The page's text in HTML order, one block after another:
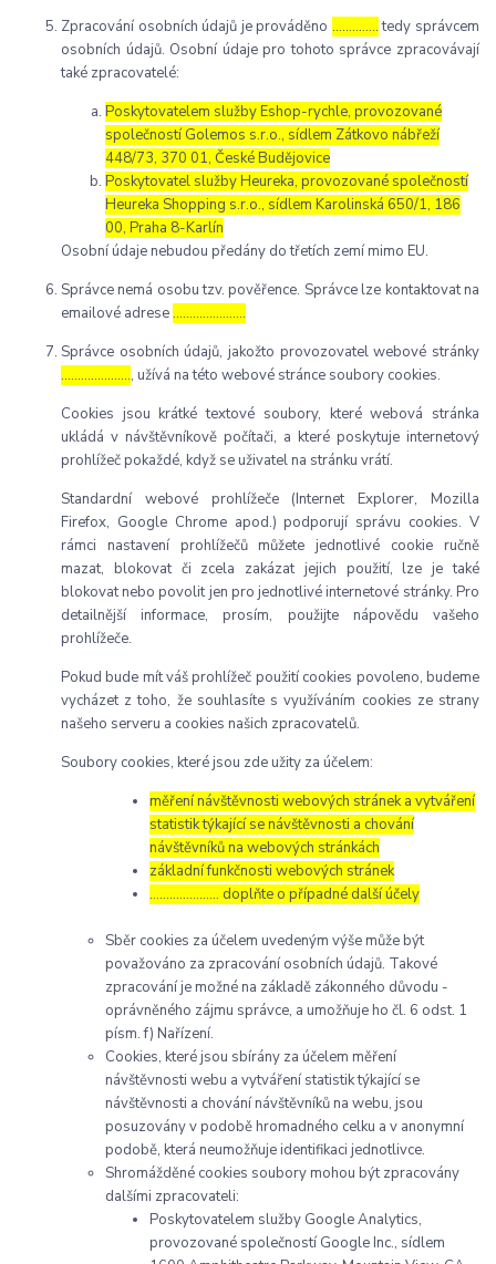
Zpracování osobních údajů je prováděno …………..tedy správcem
osobních údajů. Osobní údaje pro tohoto správce zpracovávají
také zpracovatelé:
Poskytovatelem služby Eshop-rychle, provozované
společností Golemos s.r.o., sídlem Zátkovo nábřeží
448/73, 370 01, České Budějovice
Poskytovatel služby Heureka, provozované společností
Heureka Shopping s.r.o., sídlem Karolinská 650/1, 186
00, Praha 8-Karlín
Osobní údaje nebudou předány do třetích zemí mimo EU.
Správce nemá osobu tzv. pověřence. Správce lze kontaktovat na
emailové adrese ………………….
Správce osobních údajů, jakožto provozovatel webové stránky
…………………, užívá na této webové stránce soubory cookies.
Cookies jsou krátké textové soubory, které webová stránka
ukládá v návštěvníkově počítači, a které poskytuje internetový
prohlížeč pokaždé, když se uživatel na stránku vrátí.
Standardní webové prohlížeče (Internet Explorer, Mozilla
Firefox, Google Chrome apod.) podporují správu cookies. V
rámci nastavení prohlížečů můžete jednotlivé cookie ručně
mazat, blokovat či zcela zakázat jejich použití, lze je také
blokovat nebo povolit jen pro jednotlivé internetové stránky. Pro
detailnější informace, prosím, použijte nápovědu vašeho
prohlížeče.
Pokud bude mít váš prohlížeč použití cookies povoleno, budeme
vycházet z toho, že souhlasíte s využíváním cookies ze strany
našeho serveru a cookies našich zpracovatelů.
Soubory cookies, které jsou zde užity za účelem:
měření návštěvnosti webových stránek a vytváření
statistik týkající se návštěvnosti a chování
návštěvníků na webových stránkách
základní funkčnosti webových stránek
………………… doplňte o případné další účely
Sběr cookies za účelem uvedeným výše může být
považováno za zpracování osobních údajů. Takové
zpracování je možné na základě zákonného důvodu -
oprávněného zájmu správce, a umožňuje ho čl. 6 odst. 1
písm. f) Nařízení.
Cookies, které jsou sbírány za účelem měření
návštěvnosti webu a vytváření statistik týkající se
návštěvnosti a chování návštěvníků na webu, jsou
posuzovány v podobě hromadného celku a v anonymní
podobě, která neumožňuje identifikaci jednotlivce.
Shromážděné cookies soubory mohou být zpracovány
dalšími zpracovateli:
Poskytovatelem služby Google Analytics,
provozované společností Google Inc., sídlem